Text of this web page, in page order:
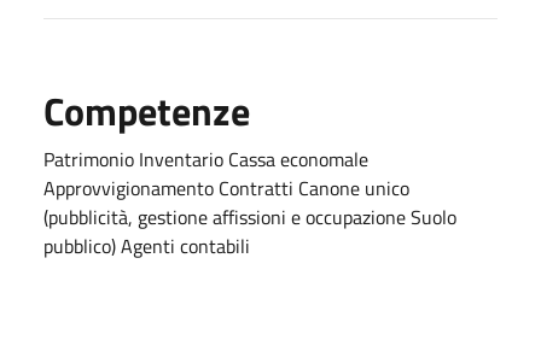
Competenze
Patrimonio Inventario Cassa economale
Approvvigionamento Contratti Canone unico
(pubblicità, gestione affissioni e occupazione Suolo
pubblico) Agenti contabili